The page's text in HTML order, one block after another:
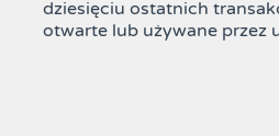
dziesięciu ostatnich
otwarte lub używane przez